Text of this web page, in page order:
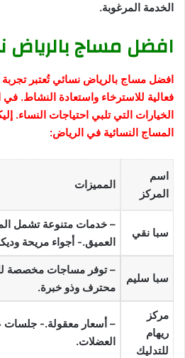
الخدمة المرغوبة.
افضل مساج بالرياض
افضل مساج بالرياض نسائي تُعتبر
فعالية للاسترخاء واستعادة النشاط. في
الخيارات التي تلبي احتياجات النساء.
المساج النسائية في الرياض:
اسم
المركز
المميزات
سبا نقي
– خدمات متنوعة تشمل
العميق.- أجواء مريحة
سبا سليم
– توفر مساجات مخصصة
محترف وذو خبرة.
مركز
ريهام
للتدليك
– أسعار معقولة.- جلسات
العضلات.